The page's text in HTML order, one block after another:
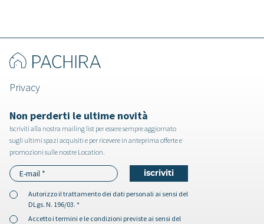
Privacy
Non perderti le ultime novità
Iscriviti alla nostra mailing list per essere sempre aggiornato
sugli ultimi spazi acquisiti e per ricevere in anteprima offerte e
promozioni sulle nostre Location.
Autorizzo iltrattamento dei dati personali ai sensi del
DLgs. N. 196/03. *
Accetto i termini e le condizioni previste ai sensi del